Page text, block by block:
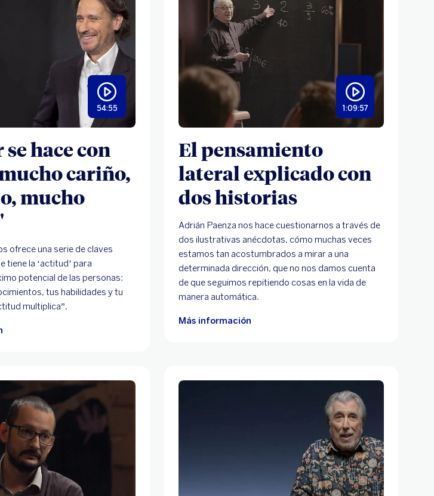
54:55
hace con
cariño,
mucho
ofrece una serie de claves
tiene la ‘actitud’ para
potencial de las personas:
tus habilidades y tu
multiplica”,
1:09:57
El pensamiento
lateral explicado con
dos historias
Adrián Paenza nos hace cuestionarnos a través de
dos ilustrativas anécdotas, cómo muchas veces
estamos tan acostumbrados a mirar a una
determinada dirección, que no nos damos cuenta
de que seguimos repitiendo cosas en la vida de
manera automática.
Más información